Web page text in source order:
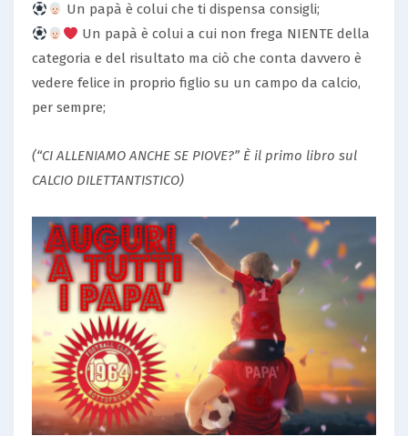
Un papà è colui che ti dispensa consigli;
Un papà è colui a cui non frega NIENTE della
categoria e del risultato ma ciò che conta davvero è
vedere felice in proprio figlio su un campo da calcio,
per sempre;
(“CI ALLENIAMO ANCHE SE PIOVE?” È il primo libro sul
CALCIO DILETTANTISTICO)